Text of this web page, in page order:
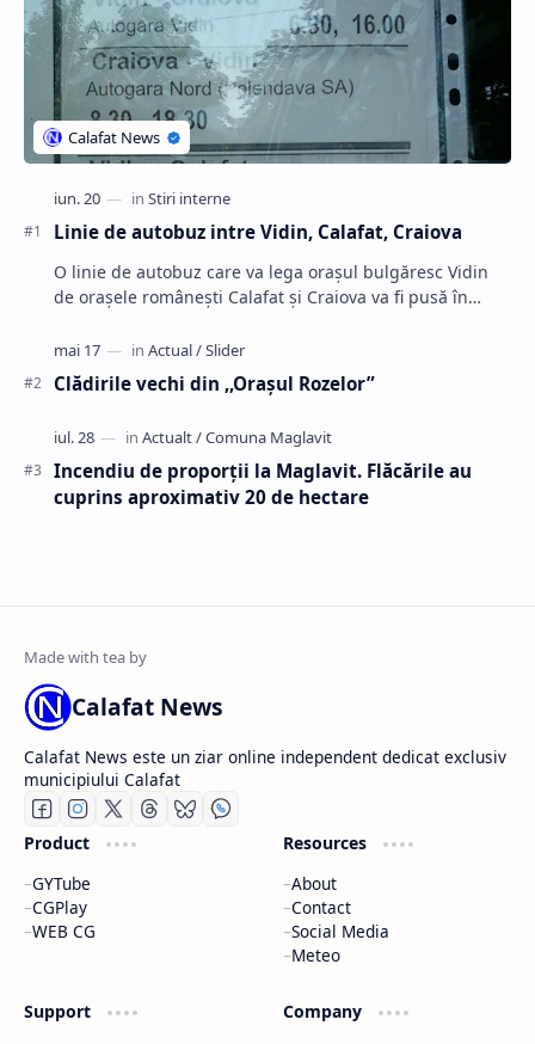
Linie de autobuz intre Vidin, Calafat, Craiova
O linie de autobuz care va lega oraşul bulgăresc Vidin
de oraşele româneşti Calafat şi Craiova va fi pusă în
Clădirile vechi din ,,Oraşul Rozelor”
Incendiu de proporții la Maglavit. Flăcările au
cuprins aproximativ 20 de hectare
Calafat News
Calafat News este un ziar online independent dedicat exclusiv
municipiului Calafat
Product
GYTube
CGPlay
WEB CG
Resources
About
Contact
Social Media
Meteo
Support
Company